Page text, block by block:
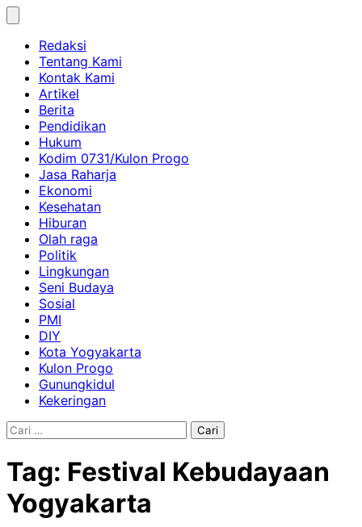
Skip
contentRedaksi
Tentang Kami
Kontak Kami
Artikel
Berita
Pendidikan
Hukum
Kodim 0731/Kulon Progo
Jasa Raharja
Ekonomi
Kesehatan
Hiburan
Olah raga
Politik
Lingkungan
Seni Budaya
Sosial
PMI
DIY
Kota Yogyakarta
Kulon Progo
Gunungkidul
Kekeringan
Cari
Tag: Festival Kebudayaan
Yogyakarta